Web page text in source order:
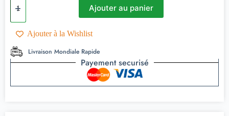
Ajouter au panier
Ajouter à la Wishlist
Livraison Mondiale Rapide
Payement securisé